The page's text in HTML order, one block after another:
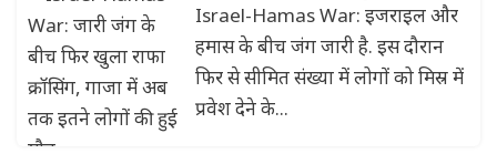
Israel-Hamas War: इजराइल और
हमास के बीच जंग जारी है. इस दौरान
फिर से सीमित संख्या में लोगों को मिस्र में
प्रवेश देने के...